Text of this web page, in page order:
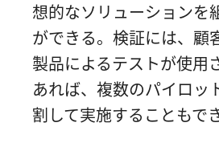
想的なソリューションを
ができる。検証には、顧
製品によるテストが使用
あれば、複数のパイロッ
割して実施することもで